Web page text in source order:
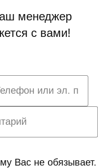
менеджер
с вами!
Вас не обязывает.